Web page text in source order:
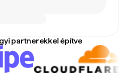
partnerekkel építve